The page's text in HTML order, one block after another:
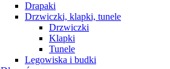
Drapaki
Drzwiczki, klapki, tunele
Drzwiczki
Klapki
Tunele
Legowiska i budki